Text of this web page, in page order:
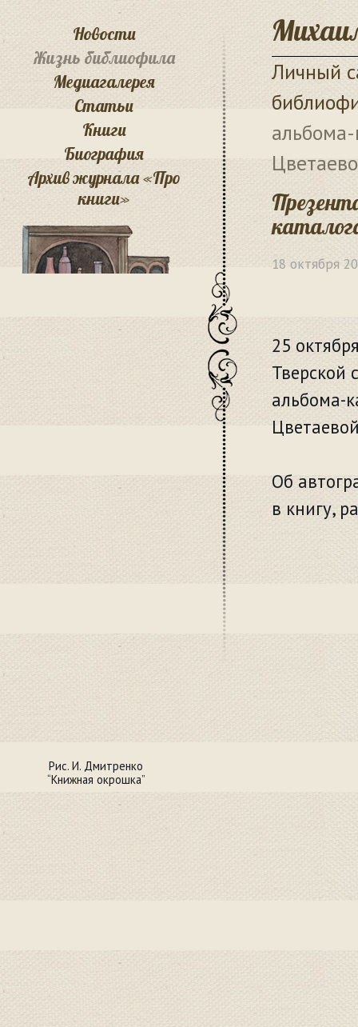
Личный
18 октября
25
Тверской
альбома-
Об
в книгу,
Новости
Жизнь библиофила
Медиагалерея
Статьи
Книги
Биография
Архив журнала «Про
книги»
Рис. И. Дмитренко
“Книжная окрошка”